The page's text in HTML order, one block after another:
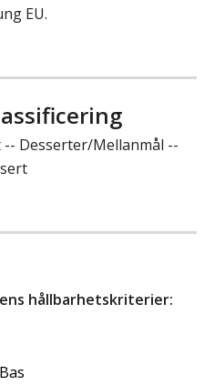
EU.
Desserter/Mellanmål --
hållbarhetskriterier: